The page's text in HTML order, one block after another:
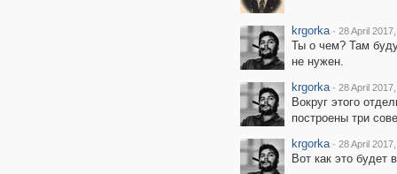
krgorka · 28 April
Ты о чем? Там
не нужен.
krgorka · 28 April
Вокруг этого
построены три
krgorka · 28 April
Вот как это будет